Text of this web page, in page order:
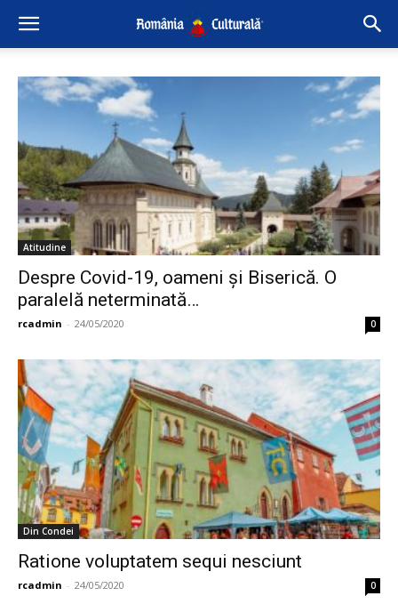
Atitudine
Despre Covid-19, oameni și Biserică. O
paralelă neterminată…
rcadmin - 24/05/2020 0
Din Condei
Ratione voluptatem sequi nesciunt
rcadmin - 24/05/2020 0